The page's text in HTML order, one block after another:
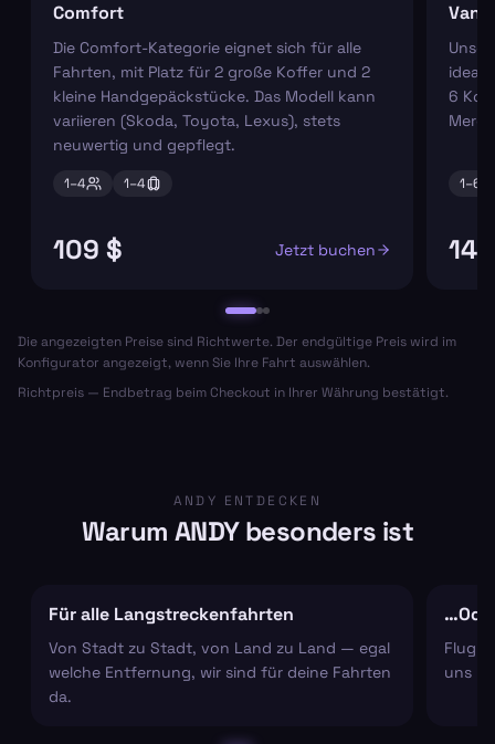
Comfort
Die Comfort-Kategorie eignet sich für alle
Fahrten, mit Platz für 2 große Koffer und 2
kleine Handgepäckstücke. Das Modell kann
variieren (Skoda, Toyota, Lexus), stets
neuwertig und gepflegt.
1–4 1–4
109 $ Jetzt buchen
Van
ideal
6
1–6
Die angezeigten Preise sind Richtwerte. Der endgültige Preis wird im
Konfigurator angezeigt, wenn Sie Ihre Fahrt auswählen.
Richtpreis — Endbetrag beim Checkout in Ihrer Währung bestätigt.
ANDY ENTDECKEN
Warum ANDY besonders ist
Für alle Langstreckenfahrten
Von Stadt zu Stadt, von Land zu Land — egal
welche Entfernung, wir sind für deine Fahrten
da.
uns